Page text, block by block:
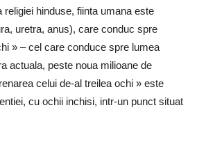
hinduse, fiinta umana este
uretra, anus), care conduc spre
» – cel care conduce spre lumea
actuala, peste noua milioane de
celui de-al treilea ochi » este
cu ochii inchisi, intr-un punct situat